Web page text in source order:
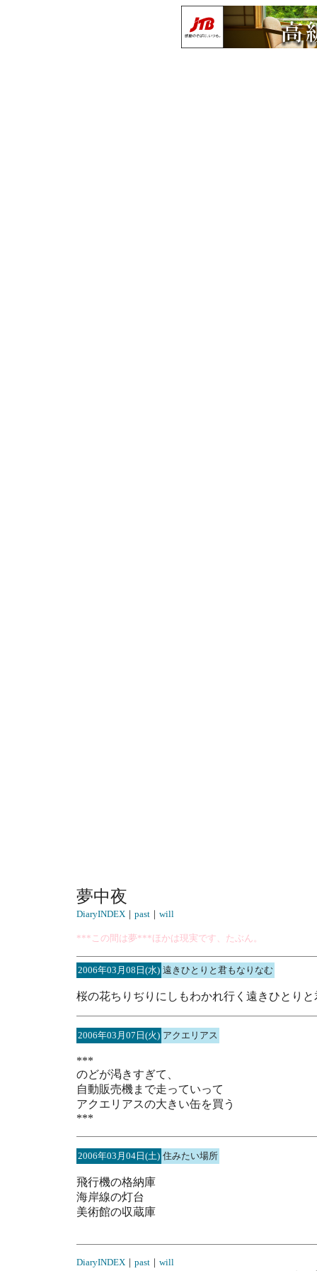
夢中夜
DiaryINDEX｜ past｜ will
***この間は夢***ほかは現実です、たぶん。
2006年03月08日(水) 遠きひとりと君もなりなむ
桜の花ちりぢりにしもわかれ行く遠きひとり
2006年03月07日(火) アクエリアス
***
のどが渇きすぎて、
自動販売機まで走っていって
アクエリアスの大きい缶を買う
***
2006年03月04日(土) 住みたい場所
飛行機の格納庫
海岸線の灯台
美術館の収蔵庫
DiaryINDEX｜ past｜ will